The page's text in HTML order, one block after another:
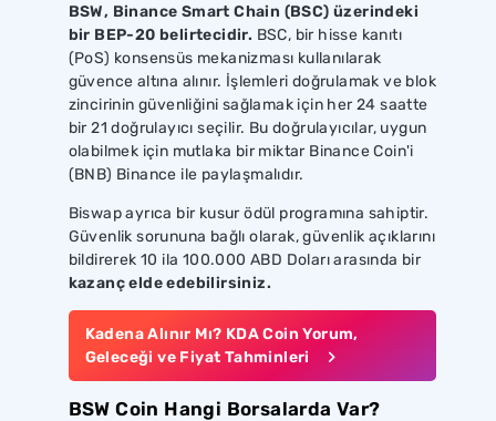
BSW, Binance Smart Chain (BSC) üzerindeki
bir BEP-20 belirtecidir. BSC, bir hisse kanıtı
(PoS) konsensüs mekanizması kullanılarak
güvence altına alınır. İşlemleri doğrulamak ve blok
zincirinin güvenliğini sağlamak için her 24 saatte
bir 21 doğrulayıcı seçilir. Bu doğrulayıcılar, uygun
olabilmek için mutlaka bir miktar Binance Coin'i
(BNB) Binance ile paylaşmalıdır.
Biswap ayrıca bir kusur ödül programına sahiptir.
Güvenlik sorununa bağlı olarak, güvenlik açıklarını
bildirerek 10 ila 100.000 ABD Doları arasında bir
kazanç elde edebilirsiniz.
Kadena Alınır Mı? KDA Coin Yorum,
Geleceği ve Fiyat Tahminleri
BSW Coin Hangi Borsalarda Var?